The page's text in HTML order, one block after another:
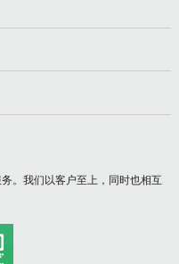
。我们以客户至上，同时也相互